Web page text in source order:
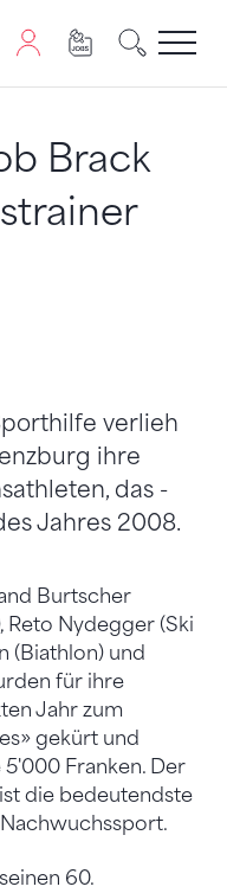
JavaScript benötigt.
Brack
verlieh
ihre
das -
Jahres 2008.
Burtscher
Reto Nydegger (Ski
(Biathlon) und
für ihre
Jahr zum
gekürt und
Franken. Der
die bedeutendste
60.